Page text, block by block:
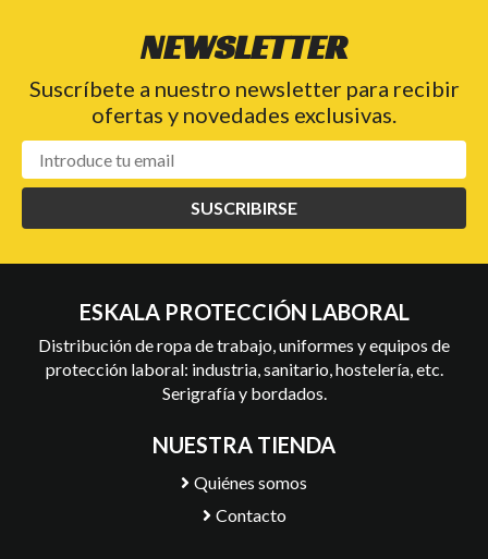
NEWSLETTER
Suscríbete a nuestro newsletter para recibir
ofertas y novedades exclusivas.
SUSCRIBIRSE
ESKALA PROTECCIÓN LABORAL
Distribución de ropa de trabajo, uniformes y equipos de
protección laboral: industria, sanitario, hostelería, etc.
Serigrafía y bordados.
NUESTRA TIENDA
Quiénes somos
Contacto